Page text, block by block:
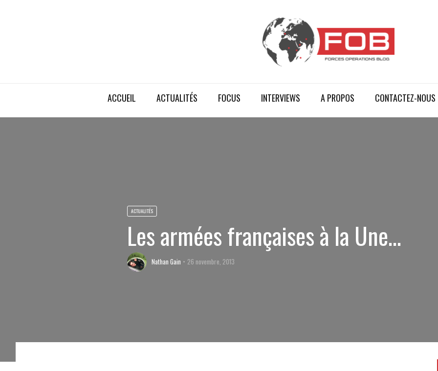
ACCUEIL ACTUALITÉS FOCUS INTERVIEWS A PROPOS CONTACTEZ-NOUS
ACTUALITÉS
Les armées françaises à la Une…
Nathan Gain 26 novembre, 2013